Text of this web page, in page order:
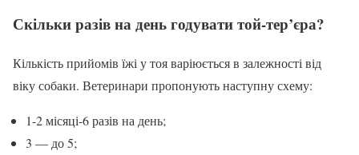
Скільки разів на день годувати той-тер’єра?
Кількість прийомів їжі у тоя варіюється в залежності від
віку собаки. Ветеринари пропонують наступну схему:
1-2 місяці-6 разів на день;
3 — до 5;